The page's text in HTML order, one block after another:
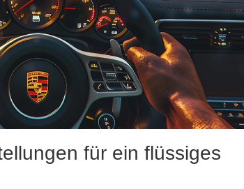
für ein flüssiges